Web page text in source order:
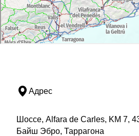
Адрес
Шоссе, Alfara de Carles, KM 7,
Байш Эбро, Таррагона